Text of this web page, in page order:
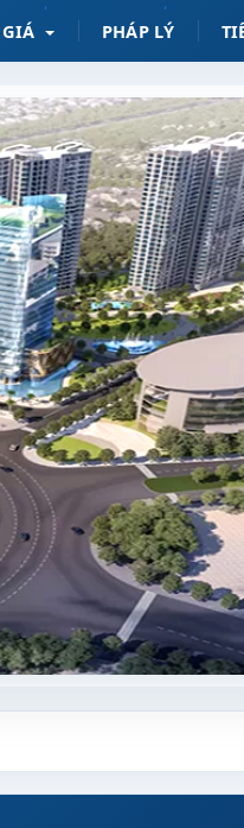
PHÁP LÝ